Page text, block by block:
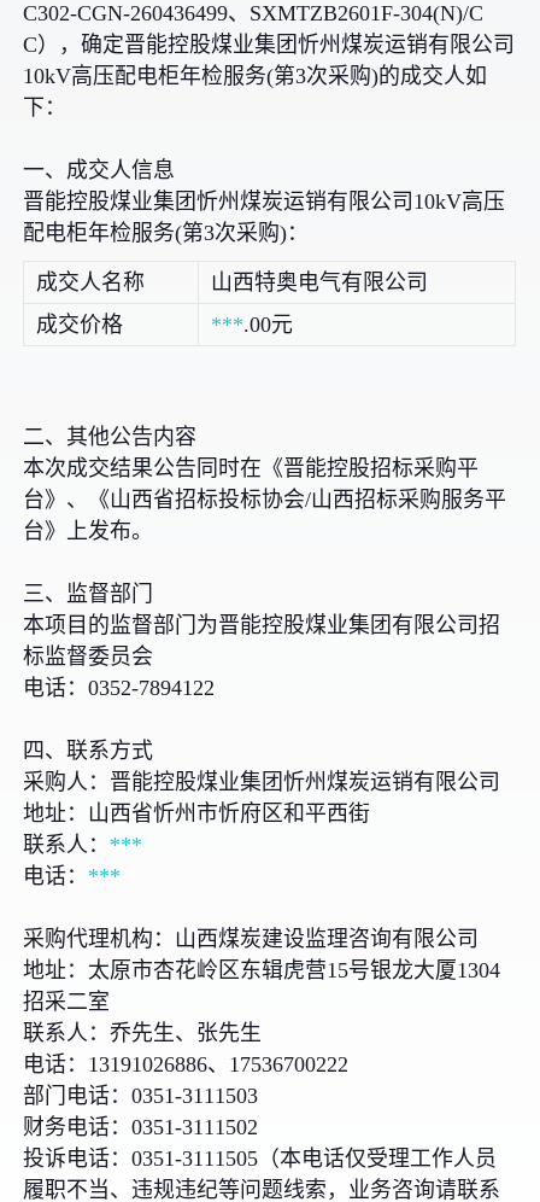
C302-CGN-260436499、SXMTZB2601F-304(N)/C
C），确定晋能控股煤业集团忻州煤炭运销有限公司
10kV高压配电柜年检服务(第3次采购)的成交人如
下：
一、成交人信息
晋能控股煤业集团忻州煤炭运销有限公司10kV高压
配电柜年检服务(第3次采购)：
成交人名称
山西特奥电气有限公司
成交价格
***.00元
二、其他公告内容
本次成交结果公告同时在《晋能控股招标采购平
台》、《山西省招标投标协会/山西招标采购服务平
台》上发布。
三、监督部门
本项目的监督部门为晋能控股煤业集团有限公司招
标监督委员会
电话：0352-7894122
四、联系方式
采购人：晋能控股煤业集团忻州煤炭运销有限公司
地址：山西省忻州市忻府区和平西街
联系人： ***
电话： ***
采购代理机构：山西煤炭建设监理咨询有限公司
地址：太原市杏花岭区东辑虎营15号银龙大厦1304
招采二室
联系人：乔先生、张先生
电话：13191026886、17536700222
部门电话：0351-3111503
财务电话：0351-3111502
投诉电话：0351-3111505（本电话仅受理工作人员
履职不当、违规违纪等问题线索，业务咨询请联系